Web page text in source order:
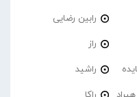
رابین رضایی
راز
راشید